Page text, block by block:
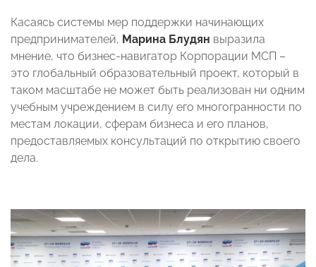
Касаясь системы мер поддержки начинающих
предпринимателей, Марина Блудян выразила
мнение, что бизнес-навигатор Корпорации МСП –
это глобальный образовательный проект, который в
таком масштабе не может быть реализован ни одним
учебным учреждением в силу его многогранности по
местам локации, сферам бизнеса и его планов,
предоставляемых консультаций по открытию своего
дела.